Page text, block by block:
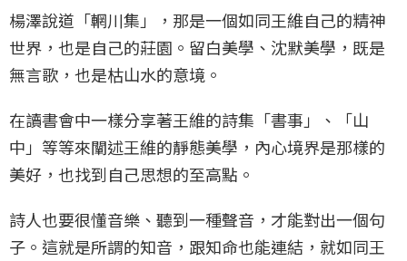
楊澤說道「輞川集」，那是一個如同王維自己的精神
世界，也是自己的莊園。留白美學、沈默美學，既是
無言歌，也是枯山水的意境。
在讀書會中一樣分享著王維的詩集「書事」、「山
中」等等來闡述王維的靜態美學，內心境界是那樣的
美好，也找到自己思想的至高點。
詩人也要很懂音樂、聽到一種聲音，才能對出一個句
子。這就是所謂的知音，跟知命也能連結，就如同王